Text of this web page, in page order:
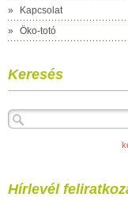
»
Kapcsolat
»
Öko-totó
Keresés
Hírlevél